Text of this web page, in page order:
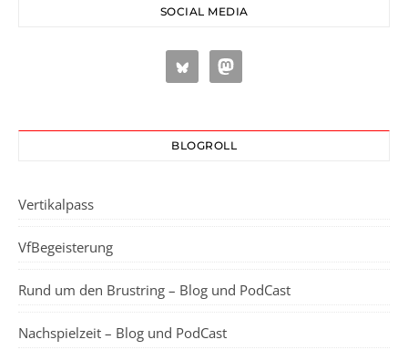
SOCIAL MEDIA
BLOGROLL
Vertikalpass
VfBegeisterung
Rund um den Brustring – Blog und PodCast
Nachspielzeit – Blog und PodCast